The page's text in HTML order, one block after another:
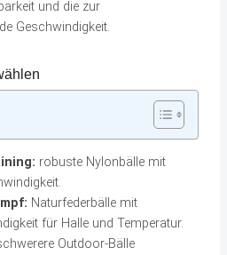
und die zur
Geschwindigkeit.
robuste Nylonbälle mit
Naturfederbälle mit
für Halle und Temperatur.
Outdoor-Bälle